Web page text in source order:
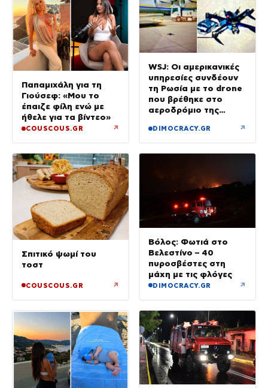
Παπαμιχάλη για τη
Γιούσεφ: «Μου το
έπαιζε φίλη ενώ με
ήθελε για τα βίντεο»
COUSCOUS.GR ↗
WSJ: Οι αμερικανικές
υπηρεσίες συνδέουν
τη Ρωσία με το drone
που βρέθηκε στο
αεροδρόμιο της
DIMOCRACY.GR ↗
Σπιτικό ψωμί του
τοστ
COUSCOUS.GR ↗
Βόλος: Φωτιά στο
Βελεστίνο – 40
πυροσβέστες στη
μάχη με τις φλόγες
DIMOCRACY.GR ↗